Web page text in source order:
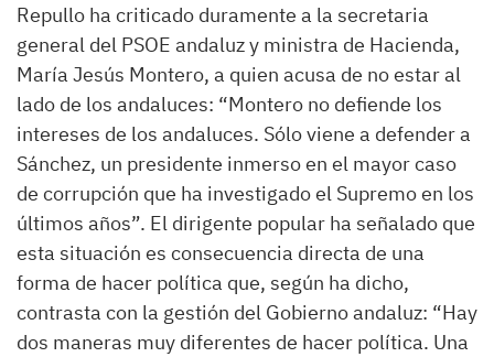
Repullo ha criticado duramente a la secretaria
general del PSOE andaluz y ministra de Hacienda,
María Jesús Montero, a quien acusa de no estar al
lado de los andaluces: “Montero no defiende los
intereses de los andaluces. Sólo viene a defender a
Sánchez, un presidente inmerso en el mayor caso
de corrupción que ha investigado el Supremo en los
últimos años”. El dirigente popular ha señalado que
esta situación es consecuencia directa de una
forma de hacer política que, según ha dicho,
contrasta con la gestión del Gobierno andaluz: “Hay
dos maneras muy diferentes de hacer política. Una